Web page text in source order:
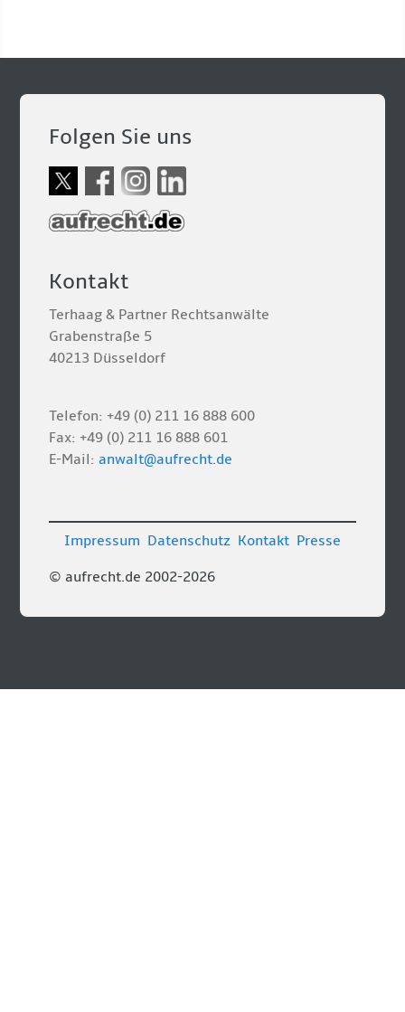
Folgen Sie uns
Kontakt
Terhaag & Partner Rechtsanwälte
Grabenstraße 5
40213 Düsseldorf
Telefon: +49 (0) 211 16 888 600
Fax: +49 (0) 211 16 888 601
E-Mail:anwalt@aufrecht.de
© aufrecht.de 2002-2026
Impressum Datenschutz Kontakt Presse